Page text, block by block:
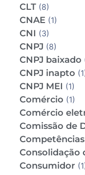
CLT (8)
CNAE (1)
CNI (3)
CNPJ (8)
CNPJ baixado
CNPJ inapto
CNPJ MEI (1)
Comércio (1)
Comércio
Comissão de
Consolidação
Consumidor